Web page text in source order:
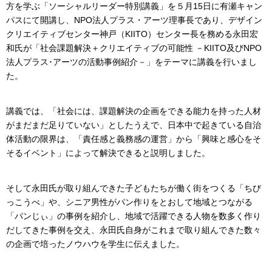
方を学ぶ「ソーシャルリーダー特別講義」を５月15日に有瀬キャン
パスにて開講し、NPO法人プラス・アーツ理事長であり、デザイン
クリエイティブセンター神戸（KIITO）センター長を務める永田宏
和氏が「社会課題解決＋クリエイティブの可能性 －KIITO及びNPO
法人プラス･アーツの活動事例紹介－」をテーマに講義を行いまし
た。
講義では、「社会には、課題解決の企画をできる能力を持った人材
がまだまだ足りていない」としたうえで、日本中で起きている自治
体活動の限界は、「責任感と義務感の運営」から「興味と感心をそ
そるイベント」によって解決できると説明しました。
そして永田氏が取り組んできた子どもたちが働く街をつくる「ちび
っこうべ」や、シニア男性がパン作りをとおして地域とつながる
「パンじぃ」の事例を紹介し、地域で活躍できる人物を数多く作り
だしてきた事例を交え、永田氏自身がこれまで取り組んできた数々
の企画で培ったノウハウを学生に伝えました。